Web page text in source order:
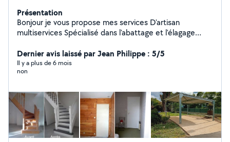
Présentation
Bonjour je vous propose mes services D'artisan
multiservices Spécialisé dans l'abattage et l'élagage
plus de renseignements n'hésitez pas à me contacter
Dernier avis laissé par Jean Philippe : 5/5
Il y a plus de 6 mois
non